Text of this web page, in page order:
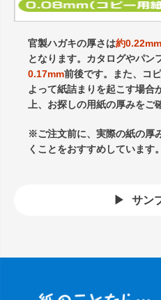
官製ハガキの厚さは約0.22mm
となります。カタログやパン
0.17mm前後です。また、コ
よって紙詰まりを起こす場合
上、お探しの用紙の厚みをご
※ご注文前に、実際の紙の厚
くことをおすすめしています。
サン